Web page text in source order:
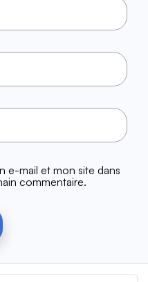
e-mail et mon site dans
commentaire.